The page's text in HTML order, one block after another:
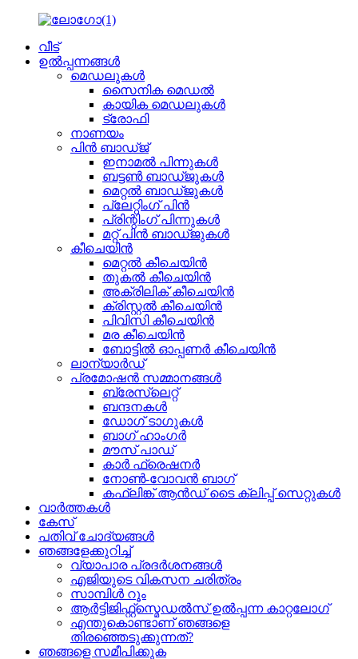
വീട്
ഉൽപ്പന്നങ്ങൾ
മെഡലുകൾ
സൈനിക മെഡൽ
കായിക മെഡലുകൾ
ട്രോഫി
നാണയം
പിൻ ബാഡ്ജ്
ഇനാമൽ പിന്നുകൾ
ബട്ടൺ ബാഡ്ജുകൾ
മെറ്റൽ ബാഡ്ജുകൾ
പ്ലേറ്റിംഗ് പിൻ
പ്രിന്റിംഗ് പിന്നുകൾ
മറ്റ് പിൻ ബാഡ്ജുകൾ
കീചെയിൻ
മെറ്റൽ കീചെയിൻ
തുകൽ കീചെയിൻ
അക്രിലിക് കീചെയിൻ
ക്രിസ്റ്റൽ കീചെയിൻ
പിവിസി കീചെയിൻ
മര കീചെയിൻ
ബോട്ടിൽ ഓപ്പണർ കീചെയിൻ
ലാന്യാർഡ്
പ്രമോഷൻ സമ്മാനങ്ങൾ
ബ്രേസ്ലെറ്റ്
ബന്ദനകൾ
ഡോഗ് ടാഗുകൾ
ബാഗ് ഹാംഗർ
മൗസ് പാഡ്
കാർ ഫ്രെഷനർ
നോൺ-വോവൻ ബാഗ്
കഫ്ലിങ്ക് ആൻഡ് ടൈ ക്ലിപ്പ് സെറ്റുകൾ
വാർത്തകൾ
കേസ്
പതിവ് ചോദ്യങ്ങൾ
ഞങ്ങളേക്കുറിച്ച്
വ്യാപാര പ്രദർശനങ്ങൾ
എജിയുടെ വികസന ചരിത്രം
സാമ്പിൾ റൂം
ആർട്ടിജിഫ്റ്റ്സ്മെഡൽസ് ഉൽപ്പന്ന കാറ്റലോഗ്
എന്തുകൊണ്ടാണ് ഞങ്ങളെ
തിരഞ്ഞെടുക്കുന്നത്?
ഞങ്ങളെ സമീപിക്കുക